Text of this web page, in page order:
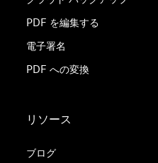
PDF を編集する
電子署名
PDF への変換
リソース
ブログ